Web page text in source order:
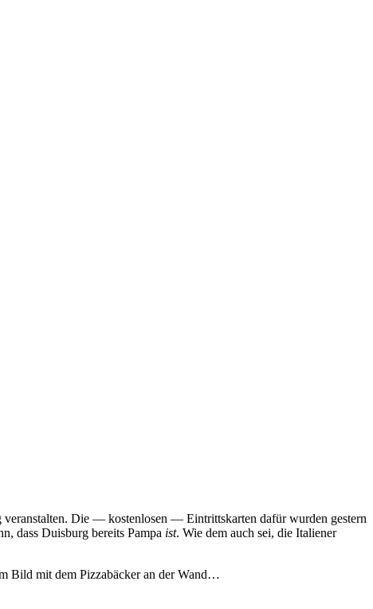
Die — kostenlosen — Eintrittskarten dafür wurden gestern
dass Duisburg bereits Pampa ist. Wie dem auch sei, die Italiener
Bild mit dem Pizzabäcker an der Wand…